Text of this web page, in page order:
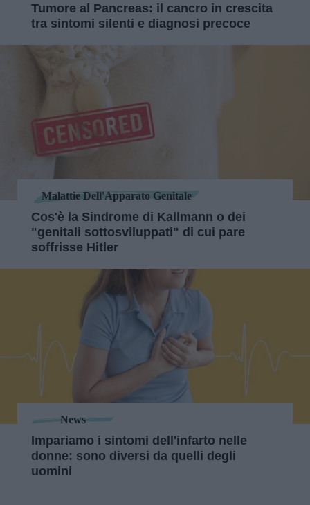
Tumore al Pancreas: il cancro in crescita
tra sintomi silenti e diagnosi precoce
Malattie Dell'Apparato Genitale
Cos'è la Sindrome di Kallmann o dei
"genitali sottosviluppati" di cui pare
soffrisse Hitler
News
Impariamo i sintomi dell'infarto nelle
donne: sono diversi da quelli degli
uomini